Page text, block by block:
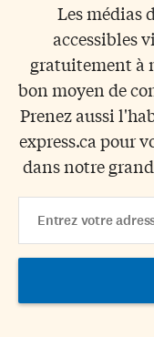
Les médias
accessibles
gratuitement à
bon moyen de
Prenez aussi
express.ca pour
dans notre
Address